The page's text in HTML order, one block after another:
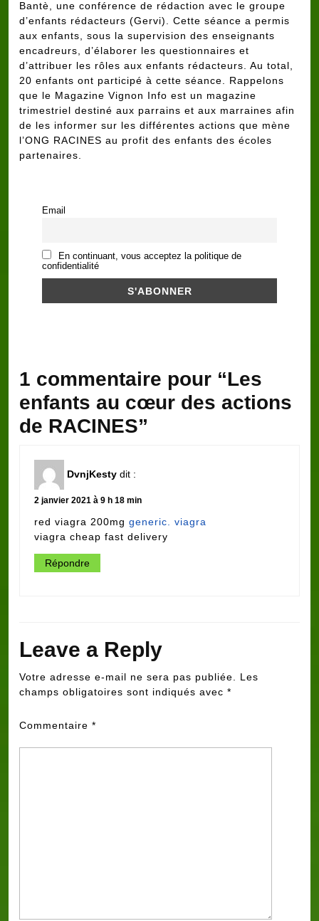
Bantè, une conférence de rédaction avec le groupe
d’enfants rédacteurs (Gervi). Cette séance a permis
aux enfants, sous la supervision des enseignants
encadreurs, d’élaborer les questionnaires et
d’attribuer les rôles aux enfants rédacteurs. Au total,
20 enfants ont participé à cette séance. Rappelons
que le Magazine Vignon Info est un magazine
trimestriel destiné aux parrains et aux marraines afin
de les informer sur les différentes actions que mène
l’ONG RACINES au profit des enfants des écoles
partenaires.
Email
En continuant, vous acceptez la politique de
confidentialité
1 commentaire pour “Les
enfants au cœur des actions
de RACINES”
DvnjKesty dit :
2 janvier 2021 à 9 h 18 min
red viagra 200mg generic. viagra
viagra cheap fast delivery
Répondre
Leave a Reply
Votre adresse e-mail ne sera pas publiée.
Les
champs obligatoires sont indiqués avec *
Commentaire *